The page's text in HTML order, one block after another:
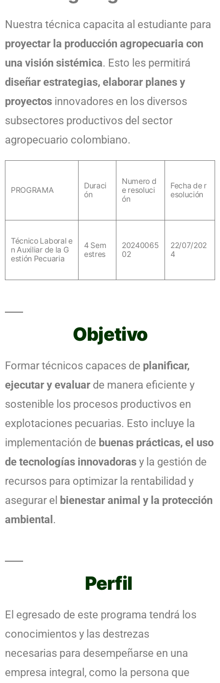
Nuestra técnica capacita al estudiante para
proyectar la producción agropecuaria con
una visión sistémica. Esto les permitirá
diseñar estrategias, elaborar planes y
proyectos innovadores en los diversos
subsectores productivos del sector
agropecuario colombiano.
PROGRAMA
Duraci
ón
Numero d
e resoluci
ón
Fecha de r
esolución
Técnico Laboral e
n Auxiliar de la G
estión Pecuaria
4 Sem
estres
20240065
02
22/07/202
4
Objetivo
Formar técnicos capaces de planificar,
ejecutar y evaluar de manera eficiente y
sostenible los procesos productivos en
explotaciones pecuarias. Esto incluye la
implementación de buenas prácticas, el uso
de tecnologías innovadoras y la gestión de
recursos para optimizar la rentabilidad y
asegurar el bienestar animal y la protección
ambiental .
Perfil
El egresado de este programa tendrá los
conocimientos y las destrezas
necesarias para desempeñarse en una
empresa integral, como la persona que